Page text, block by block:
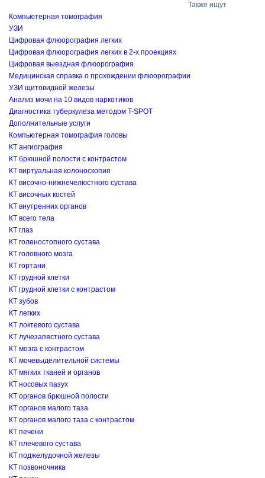
Также ищут
Компьютерная томография
УЗИ
Цифровая флюорография легких
Цифровая флюорография легких в 2-х проекциях
Цифровая выездная флюорография
Медицинская справка о прохождении флюорографии
УЗИ щитовидной железы
Анализ мочи на 10 видов наркотиков
Диагностика туберкулеза методом T-SPOT
Дополнительные услуги
Компьютерная томография головы
КТ ангиография
КТ брюшной полости с контрастом
КТ виртуальная колоноскопия
КТ височно-нижнечелюстного сустава
КТ височных костей
КТ внутренних органов
КТ всего тела
КТ глаз
КТ голеностопного сустава
КТ головного мозга
КТ гортани
КТ грудной клетки
КТ грудной клетки с контрастом
КТ зубов
КТ легких
КТ локтевого сустава
КТ лучезапястного сустава
КТ мозга с контрастом
КТ мочевыделительной системы
КТ мягких тканей и органов
КТ носовых пазух
КТ органов брюшной полости
КТ органов малого таза
КТ органов малого таза с контрастом
КТ печени
КТ плечевого сустава
КТ поджелудочной железы
КТ позвоночника